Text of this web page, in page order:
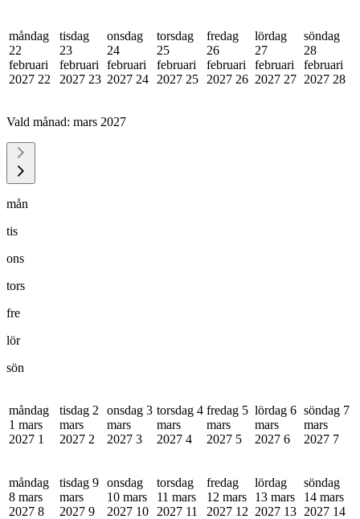
måndag
22
februari
2027 22
tisdag
23
februari
2027 23
onsdag
24
februari
2027 24
torsdag
25
februari
2027 25
fredag
26
februari
2027 26
lördag
27
februari
2027 27
söndag
28
februari
2027 28
Vald månad: mars 2027
mån
tis
ons
tors
fre
lör
sön
måndag
1 mars
2027 1
tisdag 2
mars
2027 2
onsdag 3
mars
2027 3
torsdag 4
mars
2027 4
fredag 5
mars
2027 5
lördag 6
mars
2027 6
söndag 7
mars
2027 7
måndag
8 mars
2027 8
tisdag 9
mars
2027 9
onsdag
10 mars
2027 10
torsdag
11 mars
2027 11
fredag
12 mars
2027 12
lördag
13 mars
2027 13
söndag
14 mars
2027 14